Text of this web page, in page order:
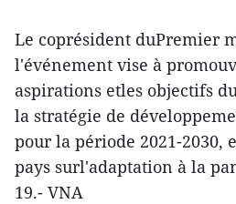
Le coprésident duPremier
l'événement vise à
aspirations etles objectifs
la stratégie de
pour la période 2021-2030,
pays surl'adaptation à la
19.- VNA